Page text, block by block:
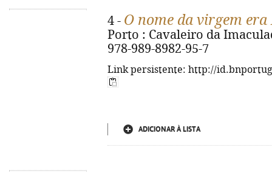
4 - O nome da virgem
Porto : Cavaleiro da
978-989-8982-95-7
Link persistente: http://
ADICIONAR À LISTA